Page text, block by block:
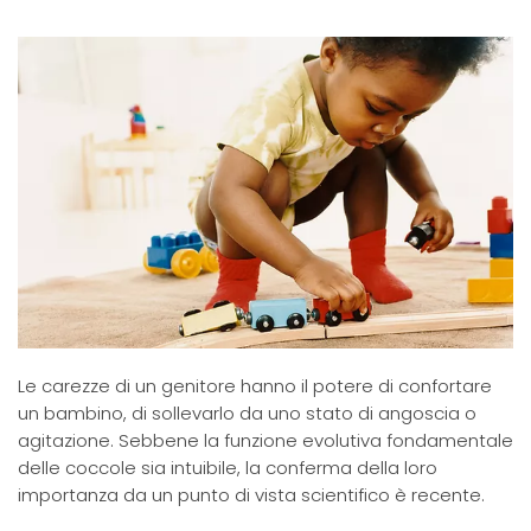
Le carezze di un genitore hanno il potere di confortare
un bambino, di sollevarlo da uno stato di angoscia o
agitazione. Sebbene la funzione evolutiva fondamentale
delle coccole sia intuibile, la conferma della loro
importanza da un punto di vista scientifico è recente.